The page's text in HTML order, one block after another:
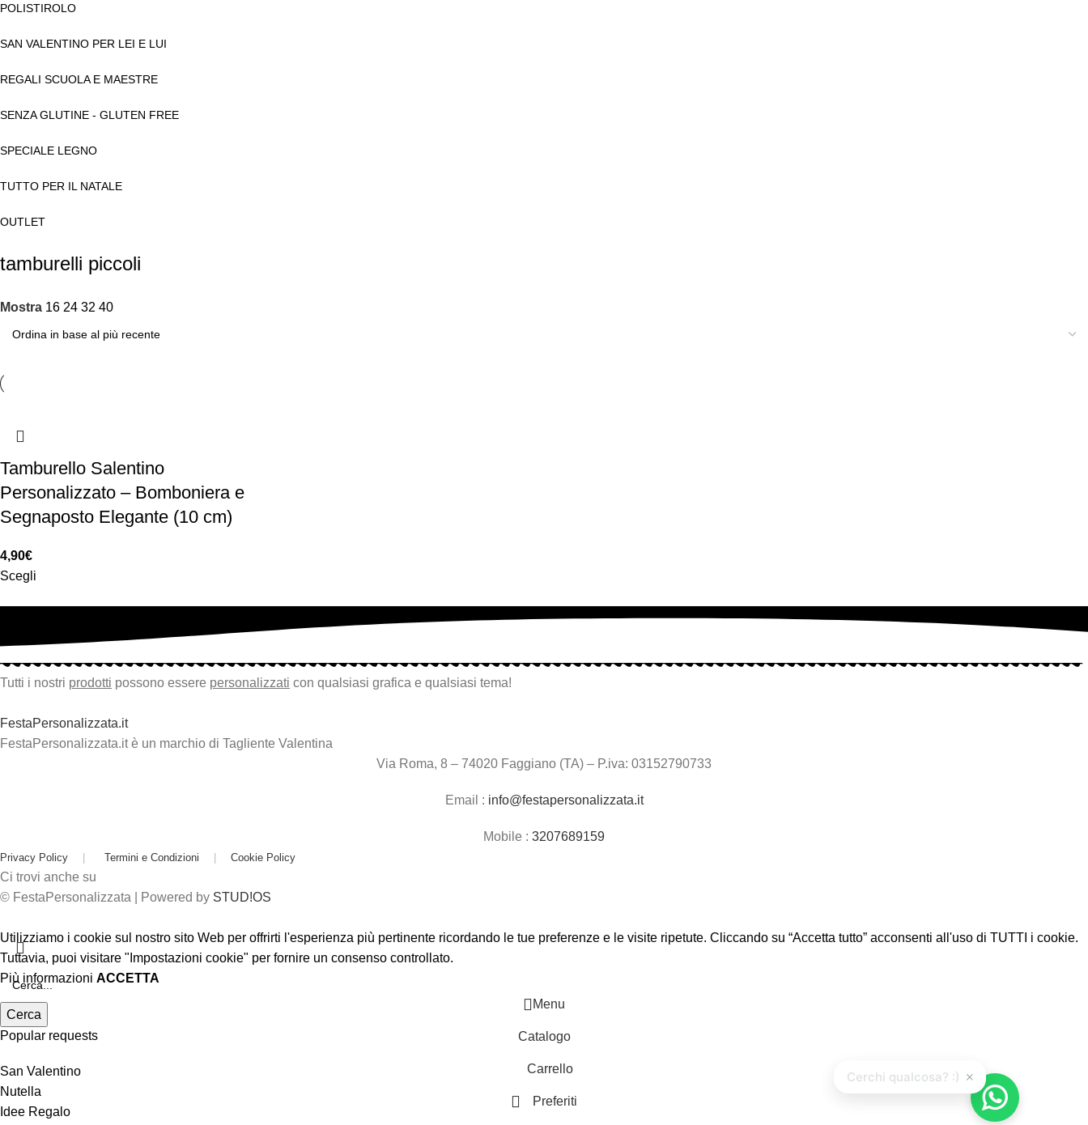
POLISTIROLO
SAN VALENTINO PER LEI E LUI
REGALI SCUOLA E MAESTRE
SENZA GLUTINE - GLUTEN FREE
SPECIALE LEGNO
TUTTO PER IL NATALE
OUTLET
tamburelli piccoli
Mostra 16 24 32 40
Tamburello Salentino
Personalizzato – Bomboniera e
Segnaposto Elegante (10 cm)
4,90€
Scegli
Tutti i nostri prodotti possono essere personalizzati con qualsiasi grafica e qualsiasi tema!
FestaPersonalizzata.it
FestaPersonalizzata.it è un marchio di Tagliente Valentina
Via Roma, 8 – 74020 Faggiano (TA) – P.iva: 03152790733
Email : info@festapersonalizzata.it
Mobile : 3207689159
Privacy Policy | Termini e Condizioni | Cookie Policy
Ci trovi anche su
© FestaPersonalizzata | Powered by STUD!OS
Cerca
Popular requests
San Valentino
Nutella
Idee Regalo
Utilizziamo i cookie sul nostro sito Web per offrirti l'esperienza più pertinente ricordando le tue preferenze e le visite ripetute. Cliccando su “Accetta tutto” acconsenti all'uso di TUTTI i cookie.
Tuttavia, puoi visitare "Impostazioni cookie" per fornire un consenso controllato.
Più informazioni ACCETTA
×
Cerchi qualcosa? :)
Menu
Catalogo
Carrello
Preferiti